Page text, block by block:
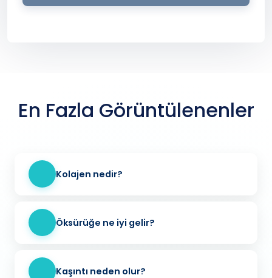
En Fazla Görüntülenenler
Kolajen nedir?
Öksürüğe ne iyi gelir?
Kaşıntı neden olur?